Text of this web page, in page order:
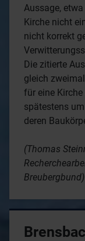
Aussage,
Kirche nicht
nicht korrekt
Die zitierte
gleich
für eine
spätestens
deren
(Thomas
Breubergbund)